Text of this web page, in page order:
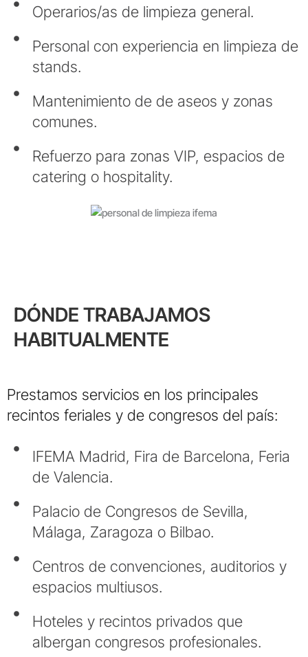
Operarios/as de limpieza general.
Personal con experiencia en limpieza de
stands.
Mantenimiento de de aseos y zonas
comunes.
Refuerzo para zonas VIP, espacios de
catering o hospitality.
DÓNDE TRABAJAMOS
HABITUALMENTE
Prestamos servicios en los principales
recintos feriales y de congresos del país:
IFEMA Madrid, Fira de Barcelona, Feria
de Valencia.
Palacio de Congresos de Sevilla,
Málaga, Zaragoza o Bilbao.
Centros de convenciones, auditorios y
espacios multiusos.
Hoteles y recintos privados que
albergan congresos profesionales.